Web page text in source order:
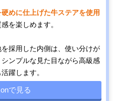
めに仕上げた牛ステアを使用
を楽しめます。
採用した内側は、使い分けが
ンプルな見た目ながら高級感
躍します。
で見る